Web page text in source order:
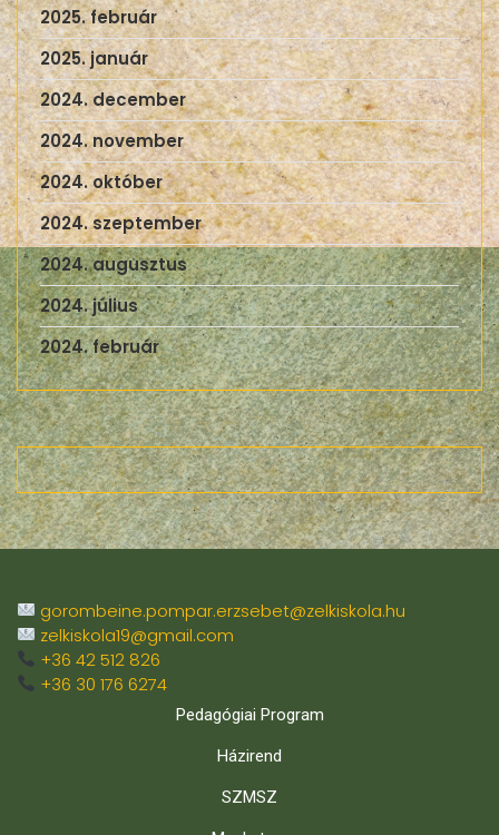
2025. február
2025. január
2024. december
2024. november
2024. október
2024. szeptember
2024. augusztus
2024. július
2024. február
gorombeine.pompar.erzsebet@zelkiskola.hu
zelkiskola19@gmail.com
+36 42 512 826
+36 30 176 6274
Pedagógiai Program
Házirend
SZMSZ